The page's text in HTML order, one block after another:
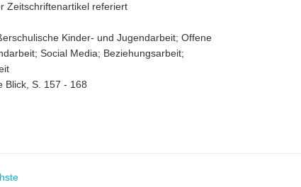
Zeitschriftenartikel referiert
Kinder- und Jugendarbeit; Offene
Social Media; Beziehungsarbeit;
Blick, S. 157 - 168